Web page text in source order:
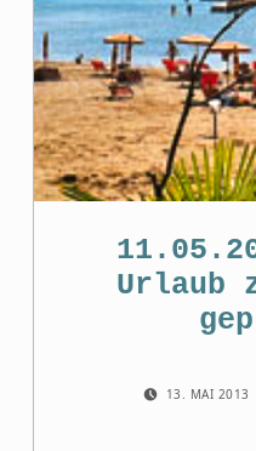
Urlaub
13. MAI 2013